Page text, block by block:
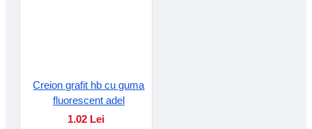
Creion grafit hb cu guma
fluorescent adel
1.02 Lei